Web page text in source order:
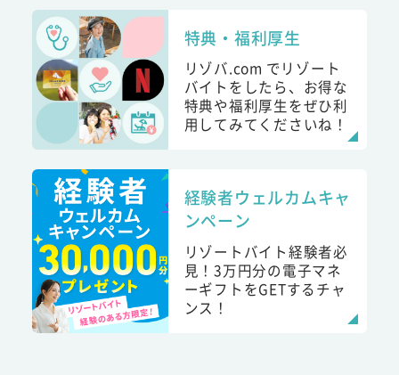
特典・福利厚生
リゾバ.com でリゾート
バイトをしたら、お得な
特典や福利厚生をぜひ利
用してみてくださいね！
経験者ウェルカムキャ
ンペーン
リゾートバイト経験者必
見！3万円分の電子マネ
ーギフトをGETするチャ
ンス！